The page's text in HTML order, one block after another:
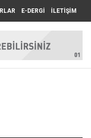
E-DERGİ İLETİŞİM